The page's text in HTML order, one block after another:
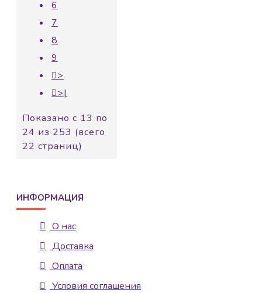
6
7
8
9
>
>|
Показано с 13 по
24 из 253 (всего
22 страниц)
ИНФОРМАЦИЯ
О нас
Доставка
Оплата
Условия соглашения